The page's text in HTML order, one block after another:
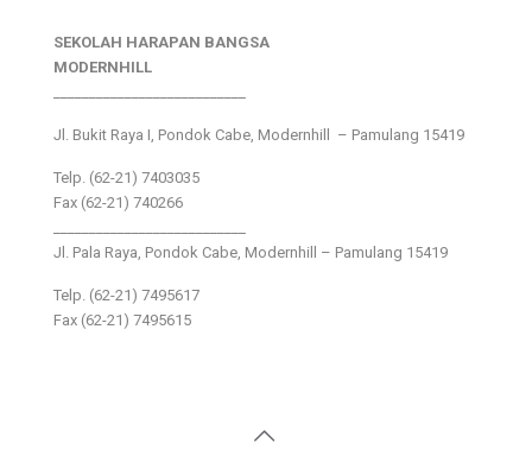
SEKOLAH HARAPAN BANGSA
MODERNHILL
Jl. Bukit Raya I, Pondok Cabe, Modernhill – Pamulang 15419
Telp. (62-21) 7403035
Fax (62-21) 740266
Jl. Pala Raya, Pondok Cabe, Modernhill – Pamulang 15419
Telp. (62-21) 7495617
Fax (62-21) 7495615